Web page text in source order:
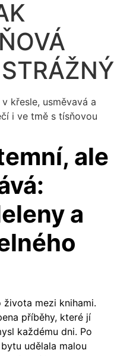
ale
a
života mezi knihami.
příběhy, které jí
každému dni. Po
udělala malou